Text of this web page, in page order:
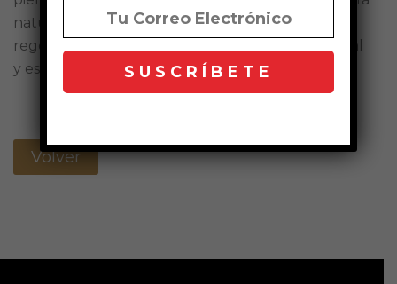
natural de la piel y potencia su proceso de
regeneración. Aplicar mañana y noche en el facial
y escote hasta su total absorción.